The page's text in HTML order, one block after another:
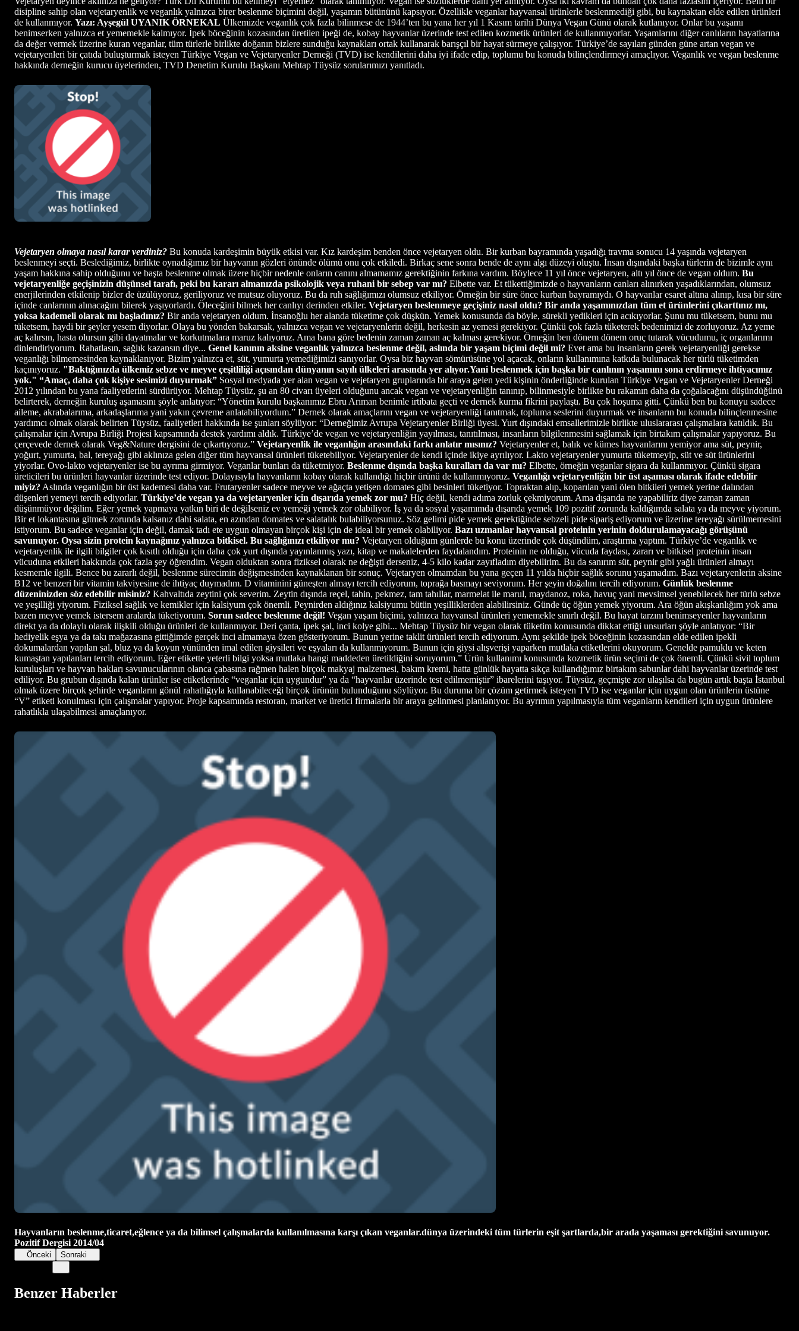
disipline sahip olan vejetaryenlik ve veganlık yalnızca birer beslenme biçimini değil, yaşamın bütününü kapsıyor. Özellikle veganlar hayvansal ürünlerle beslenmediği gibi, bu kaynaktan elde edilen ürünleri
de kullanmıyor. Yazı: Ayşegül UYANIK ÖRNEKAL Ülkemizde veganlık çok fazla bilinmese de 1944’ten bu yana her yıl 1 Kasım tarihi Dünya Vegan Günü olarak kutlanıyor. Onlar bu yaşamı
benimserken yalnızca et yememekle kalmıyor. İpek böceğinin kozasından üretilen ipeği de, kobay hayvanlar üzerinde test edilen kozmetik ürünleri de kullanmıyorlar. Yaşamlarını diğer canlıların hayatlarına
da değer vermek üzerine kuran veganlar, tüm türlerle birlikte doğanın bizlere sunduğu kaynakları ortak kullanarak barışçıl bir hayat sürmeye çalışıyor. Türkiye’de sayıları günden güne artan vegan ve
vejetaryenleri bir çatıda buluşturmak isteyen Türkiye Vegan ve Vejetaryenler Derneği (TVD) ise kendilerini daha iyi ifade edip, toplumu bu konuda bilinçlendirmeyi amaçlıyor. Veganlık ve vegan beslenme
hakkında derneğin kurucu üyelerinden, TVD Denetim Kurulu Başkanı Mehtap Tüysüz sorularımızı yanıtladı.
Vejetaryen olmaya nasıl karar verdiniz? Bu konuda kardeşimin büyük etkisi var. Kız kardeşim benden önce vejetaryen oldu. Bir kurban bayramında yaşadığı travma sonucu 14 yaşında vejetaryen
beslenmeyi seçti. Beslediğimiz, birlikte oynadığımız bir hayvanın gözleri önünde ölümü onu çok etkiledi. Birkaç sene sonra bende de aynı algı düzeyi oluştu. İnsan dışındaki başka türlerin de bizimle aynı
yaşam hakkına sahip olduğunu ve başta beslenme olmak üzere hiçbir nedenle onların canını almamamız gerektiğinin farkına vardım. Böylece 11 yıl önce vejetaryen, altı yıl önce de vegan oldum. Bu
vejetaryenliğe geçişinizin düşünsel tarafı, peki bu kararı almanızda psikolojik veya ruhani bir sebep var mı? Elbette var. Et tükettiğimizde o hayvanların canları alınırken yaşadıklarından, olumsuz
enerjilerinden etkilenip bizler de üzülüyoruz, geriliyoruz ve mutsuz oluyoruz. Bu da ruh sağlığımızı olumsuz etkiliyor. Örneğin bir süre önce kurban bayramıydı. O hayvanlar esaret altına alınıp, kısa bir süre
içinde canlarının alınacağını bilerek yaşıyorlardı. Öleceğini bilmek her canlıyı derinden etkiler. Vejetaryen beslenmeye geçişiniz nasıl oldu? Bir anda yaşamınızdan tüm et ürünlerini çıkarttınız mı,
yoksa kademeli olarak mı başladınız? Bir anda vejetaryen oldum. İnsanoğlu her alanda tüketime çok düşkün. Yemek konusunda da böyle, sürekli yedikleri için acıkıyorlar. Şunu mu tüketsem, bunu mu
tüketsem, haydi bir şeyler yesem diyorlar. Olaya bu yönden bakarsak, yalnızca vegan ve vejetaryenlerin değil, herkesin az yemesi gerekiyor. Çünkü çok fazla tüketerek bedenimizi de zorluyoruz. Az yeme
aç kalırsın, hasta olursun gibi dayatmalar ve korkutmalara maruz kalıyoruz. Ama bana göre bedenin zaman zaman aç kalması gerekiyor. Örneğin ben dönem dönem oruç tutarak vücudumu, iç organlarımı
dinlendiriyorum. Rahatlasın, sağlık kazansın diye... Genel kanının aksine veganlık yalnızca beslenme değil, aslında bir yaşam biçimi değil mi? Evet ama bu insanların gerek vejetaryenliği gerekse
veganlığı bilmemesinden kaynaklanıyor. Bizim yalnızca et, süt, yumurta yemediğimizi sanıyorlar. Oysa biz hayvan sömürüsüne yol açacak, onların kullanımına katkıda bulunacak her türlü tüketimden
kaçınıyoruz. "Baktığınızda ülkemiz sebze ve meyve çeşitliliği açısından dünyanın sayılı ülkeleri arasında yer alıyor.Yani beslenmek için başka bir canlının yaşamını sona erdirmeye ihtiyacımız
yok." “Amaç, daha çok kişiye sesimizi duyurmak” Sosyal medyada yer alan vegan ve vejetaryen gruplarında bir araya gelen yedi kişinin önderliğinde kurulan Türkiye Vegan ve Vejetaryenler Derneği
2012 yılından bu yana faaliyetlerini sürdürüyor. Mehtap Tüysüz, şu an 80 civarı üyeleri olduğunu ancak vegan ve vejetaryenliğin tanınıp, bilinmesiyle birlikte bu rakamın daha da çoğalacağını düşündüğünü
belirterek, derneğin kuruluş aşamasını şöyle anlatıyor: “Yönetim kurulu başkanımız Ebru Arıman benimle irtibata geçti ve dernek kurma fikrini paylaştı. Bu çok hoşuma gitti. Çünkü ben bu konuyu sadece
aileme, akrabalarıma, arkadaşlarıma yani yakın çevreme anlatabiliyordum.” Dernek olarak amaçlarını vegan ve vejetaryenliği tanıtmak, topluma seslerini duyurmak ve insanların bu konuda bilinçlenmesine
yardımcı olmak olarak belirten Tüysüz, faaliyetleri hakkında ise şunları söylüyor: “Derneğimiz Avrupa Vejetaryenler Birliği üyesi. Yurt dışındaki emsallerimizle birlikte uluslararası çalışmalara katıldık. Bu
çalışmalar için Avrupa Birliği Projesi kapsamında destek yardımı aldık. Türkiye’de vegan ve vejetaryenliğin yayılması, tanıtılması, insanların bilgilenmesini sağlamak için birtakım çalışmalar yapıyoruz. Bu
çerçevede dernek olarak Veg&Nature dergisini de çıkartıyoruz.” Vejetaryenlik ile veganlığın arasındaki farkı anlatır mısınız? Vejetaryenler et, balık ve kümes hayvanlarını yemiyor ama süt, peynir,
yoğurt, yumurta, bal, tereyağı gibi aklınıza gelen diğer tüm hayvansal ürünleri tüketebiliyor. Vejetaryenler de kendi içinde ikiye ayrılıyor. Lakto vejetaryenler yumurta tüketmeyip, süt ve süt ürünlerini
yiyorlar. Ovo-lakto vejetaryenler ise bu ayrıma girmiyor. Veganlar bunları da tüketmiyor. Beslenme dışında başka kuralları da var mı? Elbette, örneğin veganlar sigara da kullanmıyor. Çünkü sigara
üreticileri bu ürünleri hayvanlar üzerinde test ediyor. Dolayısıyla hayvanların kobay olarak kullandığı hiçbir ürünü de kullanmıyoruz. Veganlığı vejetaryenliğin bir üst aşaması olarak ifade edebilir
miyiz? Aslında veganlığın bir üst kademesi daha var. Frutaryenler sadece meyve ve ağaçta yetişen domates gibi besinleri tüketiyor. Topraktan alıp, koparılan yani ölen bitkileri yemek yerine dalından
düşenleri yemeyi tercih ediyorlar. Türkiye’de vegan ya da vejetaryenler için dışarıda yemek zor mu? Hiç değil, kendi adıma zorluk çekmiyorum. Ama dışarıda ne yapabiliriz diye zaman zaman
düşünmüyor değilim. Eğer yemek yapmaya yatkın biri de değilseniz ev yemeği yemek zor olabiliyor. İş ya da sosyal yaşamımda dışarıda yemek 109 pozitif zorunda kaldığımda salata ya da meyve yiyorum.
Bir et lokantasına gitmek zorunda kalsanız dahi salata, en azından domates ve salatalık bulabiliyorsunuz. Söz gelimi pide yemek gerektiğinde sebzeli pide sipariş ediyorum ve üzerine tereyağı sürülmemesini
istiyorum. Bu sadece veganlar için değil, damak tadı ete uygun olmayan birçok kişi için de ideal bir yemek olabiliyor. Bazı uzmanlar hayvansal proteinin yerinin doldurulamayacağı görüşünü
savunuyor. Oysa sizin protein kaynağınız yalnızca bitkisel. Bu sağlığınızı etkiliyor mu? Vejetaryen olduğum günlerde bu konu üzerinde çok düşündüm, araştırma yaptım. Türkiye’de veganlık ve
vejetaryenlik ile ilgili bilgiler çok kısıtlı olduğu için daha çok yurt dışında yayınlanmış yazı, kitap ve makalelerden faydalandım. Proteinin ne olduğu, vücuda faydası, zararı ve bitkisel proteinin insan
vücuduna etkileri hakkında çok fazla şey öğrendim. Vegan olduktan sonra fiziksel olarak ne değişti derseniz, 4-5 kilo kadar zayıfladım diyebilirim. Bu da sanırım süt, peynir gibi yağlı ürünleri almayı
kesmemle ilgili. Bence bu zararlı değil, beslenme sürecimin değişmesinden kaynaklanan bir sonuç. Vejetaryen olmamdan bu yana geçen 11 yılda hiçbir sağlık sorunu yaşamadım. Bazı vejetaryenlerin aksine
B12 ve benzeri bir vitamin takviyesine de ihtiyaç duymadım. D vitaminini güneşten almayı tercih ediyorum, toprağa basmayı seviyorum. Her şeyin doğalını tercih ediyorum. Günlük beslenme
düzeninizden söz edebilir misiniz? Kahvaltıda zeytini çok severim. Zeytin dışında reçel, tahin, pekmez, tam tahıllar, marmelat ile marul, maydanoz, roka, havuç yani mevsimsel yenebilecek her türlü sebze
ve yeşilliği yiyorum. Fiziksel sağlık ve kemikler için kalsiyum çok önemli. Peynirden aldığınız kalsiyumu bütün yeşilliklerden alabilirsiniz. Günde üç öğün yemek yiyorum. Ara öğün akışkanlığım yok ama
bazen meyve yemek istersem aralarda tüketiyorum. Sorun sadece beslenme değil! Vegan yaşam biçimi, yalnızca hayvansal ürünleri yememekle sınırlı değil. Bu hayat tarzını benimseyenler hayvanların
direkt ya da dolaylı olarak ilişkili olduğu ürünleri de kullanmıyor. Deri çanta, ipek şal, inci kolye gibi... Mehtap Tüysüz bir vegan olarak tüketim konusunda dikkat ettiği unsurları şöyle anlatıyor: “Bir
hediyelik eşya ya da takı mağazasına gittiğimde gerçek inci almamaya özen gösteriyorum. Bunun yerine taklit ürünleri tercih ediyorum. Aynı şekilde ipek böceğinin kozasından elde edilen ipekli
dokumalardan yapılan şal, bluz ya da koyun yününden imal edilen giysileri ve eşyaları da kullanmıyorum. Bunun için giysi alışverişi yaparken mutlaka etiketlerini okuyorum. Genelde pamuklu ve keten
kumaştan yapılanları tercih ediyorum. Eğer etikette yeterli bilgi yoksa mutlaka hangi maddeden üretildiğini soruyorum.” Ürün kullanımı konusunda kozmetik ürün seçimi de çok önemli. Çünkü sivil toplum
kuruluşları ve hayvan hakları savunucularının olanca çabasına rağmen halen birçok makyaj malzemesi, bakım kremi, hatta günlük hayatta sıkça kullandığımız birtakım sabunlar dahi hayvanlar üzerinde test
ediliyor. Bu grubun dışında kalan ürünler ise etiketlerinde “veganlar için uygundur” ya da “hayvanlar üzerinde test edilmemiştir” ibarelerini taşıyor. Tüysüz, geçmişte zor ulaşılsa da bugün artık başta İstanbul
olmak üzere birçok şehirde veganların gönül rahatlığıyla kullanabileceği birçok ürünün bulunduğunu söylüyor. Bu duruma bir çözüm getirmek isteyen TVD ise veganlar için uygun olan ürünlerin üstüne
“V” etiketi konulması için çalışmalar yapıyor. Proje kapsamında restoran, market ve üretici firmalarla bir araya gelinmesi planlanıyor. Bu ayrımın yapılmasıyla tüm veganların kendileri için uygun ürünlere
rahatlıkla ulaşabilmesi amaçlanıyor.
Hayvanların beslenme,ticaret,eğlence ya da bilimsel çalışmalarda kullanılmasına karşı çıkan veganlar.dünya üzerindeki tüm türlerin eşit şartlarda,bir arada yaşaması gerektiğini savunuyor.
Pozitif Dergisi 2014/04
Önceki Sonraki
Benzer Haberler